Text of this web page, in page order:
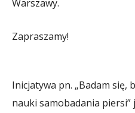
Warszawy.
Zapraszamy!
Inicjatywa pn. „Badam się,
nauki samobadania